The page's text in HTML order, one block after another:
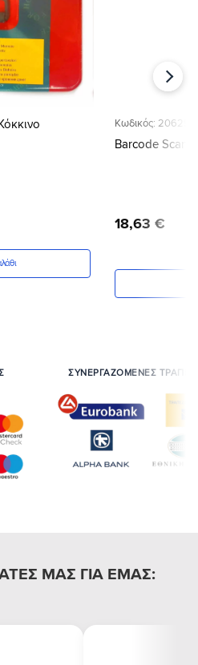
Κωδικός: 20629
Barcode
18,63 €
ΣΥΝΕΡΓΑΖΟΜΕΝΕΣ
ΜΑΣ ΓΙΑ ΕΜΑΣ: